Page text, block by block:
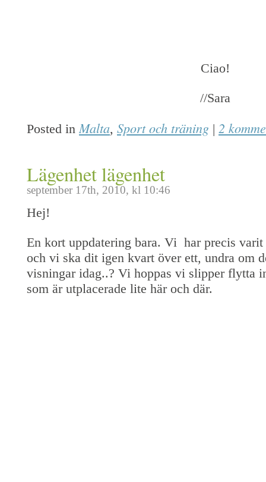
Ciao!
//Sara
Posted in Malta, Sport och träning | 2
Lägenhet lägenhet
september 17th, 2010, kl 10:46
Hej!
En kort uppdatering bara. Vi har precis
och vi ska dit igen kvart över ett, undra om
visningar idag..? Vi hoppas vi slipper flytta
som är utplacerade lite här och där.